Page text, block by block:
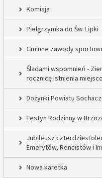
Komisja
Pielgrzymka do Św. Lipki
Gminne zawody
Śladami wspomnień -
rocznicę istnienia
Dożynki Powiatu
Festyn Rodzinny w
Jubileusz
Emerytów, Rencistów i
Nowa karetka